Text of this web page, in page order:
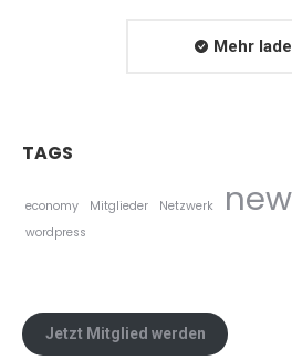
Mehr
TAGS
economy Mitglieder Netzwerk
wordpress
Jetzt Mitglied werden